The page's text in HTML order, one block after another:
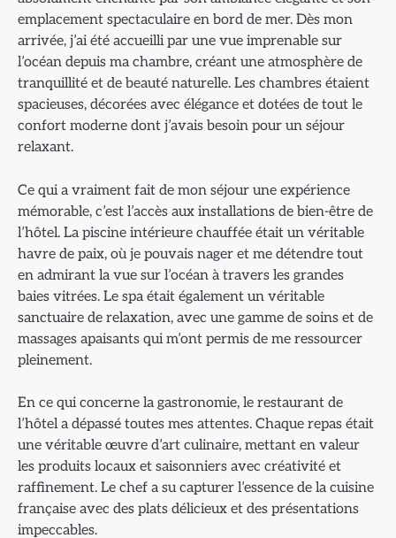
emplacement spectaculaire en bord de mer. Dès mon
arrivée, j’ai été accueilli par une vue imprenable sur
l’océan depuis ma chambre, créant une atmosphère de
tranquillité et de beauté naturelle. Les chambres étaient
spacieuses, décorées avec élégance et dotées de tout le
confort moderne dont j’avais besoin pour un séjour
relaxant.
Ce qui a vraiment fait de mon séjour une expérience
mémorable, c’est l’accès aux installations de bien-être de
l’hôtel. La piscine intérieure chauffée était un véritable
havre de paix, où je pouvais nager et me détendre tout
en admirant la vue sur l’océan à travers les grandes
baies vitrées. Le spa était également un véritable
sanctuaire de relaxation, avec une gamme de soins et de
massages apaisants qui m’ont permis de me ressourcer
pleinement.
En ce qui concerne la gastronomie, le restaurant de
l’hôtel a dépassé toutes mes attentes. Chaque repas était
une véritable œuvre d’art culinaire, mettant en valeur
les produits locaux et saisonniers avec créativité et
raffinement. Le chef a su capturer l’essence de la cuisine
française avec des plats délicieux et des présentations
impeccables.